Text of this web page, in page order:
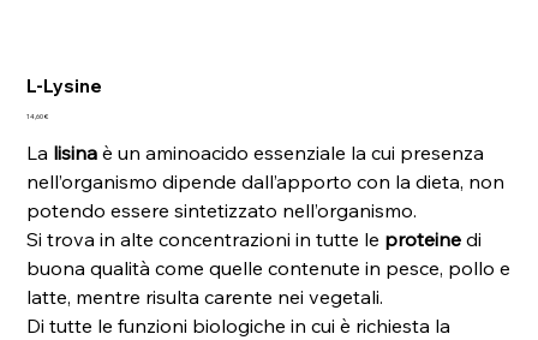
L-Lysine
Prezzo
14,60 €
La lisina è un aminoacido essenziale la cui presenza
nell’organismo dipende dall’apporto con la dieta, non
potendo essere sintetizzato nell’organismo.
Si trova in alte concentrazioni in tutte le proteine di
buona qualità come quelle contenute in pesce, pollo e
latte, mentre risulta carente nei vegetali.
Di tutte le funzioni biologiche in cui è richiesta la